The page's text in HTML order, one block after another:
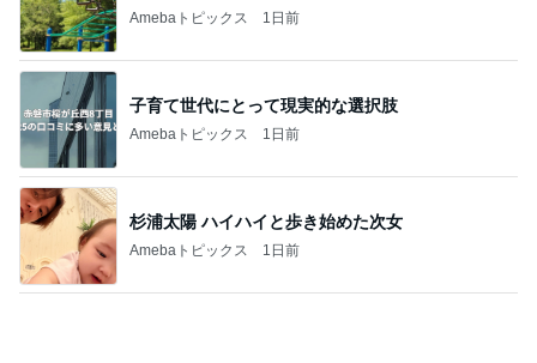
Amebaトピックス 1日前
杉浦太陽 ハイハイと歩き始めた次女
Amebaトピックス 1日前
カフェで飲んだ濃厚で芳醇なタイティー
Amebaトピックス 1日前